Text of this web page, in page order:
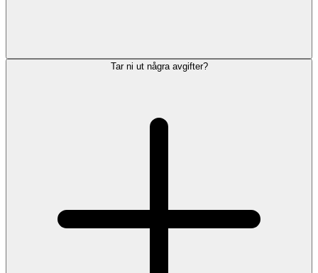
Tar ni ut några avgifter?